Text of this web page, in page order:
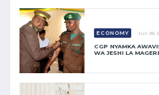
ECONOMY Jun 28,
CGP NYAMKA
WA JESHI LA